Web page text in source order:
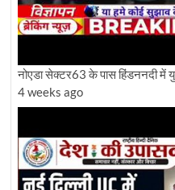
नोएडा सेक्टर63 के पास हिंडननदी में
4 weeks ago